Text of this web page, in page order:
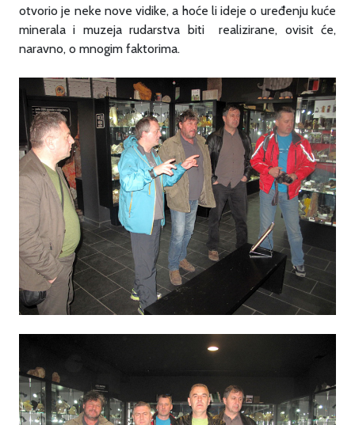
otvorio je neke nove vidike, a hoće li ideje o uređenju kuće
minerala i muzeja rudarstva biti realizirane, ovisit će,
naravno, o mnogim faktorima.